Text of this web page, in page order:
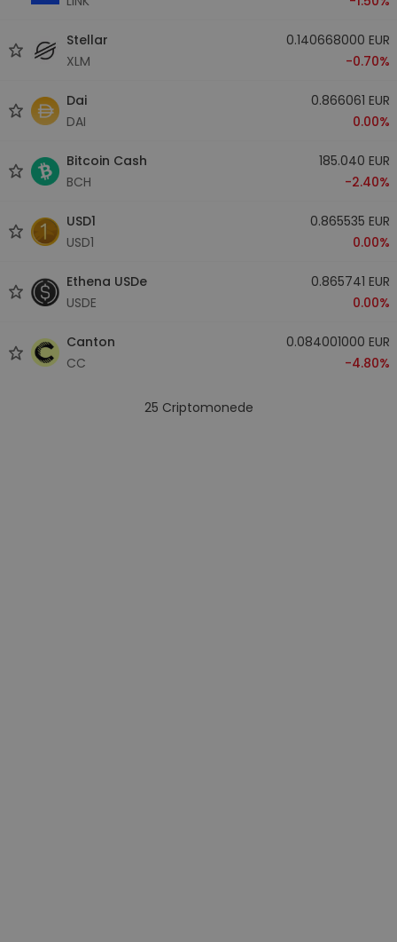
Stellar
XLM
0.140668000 EUR
-0.70%
Dai
DAI
0.866061 EUR
0.00%
Bitcoin Cash
BCH
185.040 EUR
-2.40%
USD1
USD1
0.865535 EUR
0.00%
Ethena USDe
USDE
0.865741 EUR
0.00%
Canton
CC
0.084001000 EUR
-4.80%
25 Criptomonede